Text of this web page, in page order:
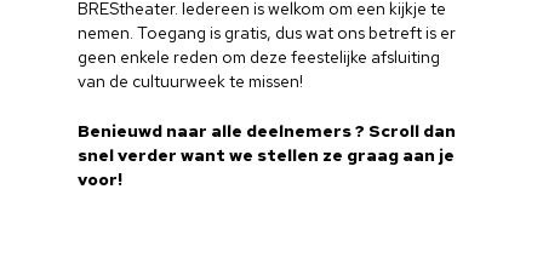
BREStheater. Iedereen is welkom om een kijkje te
nemen. Toegang is gratis, dus wat ons betreft is er
geen enkele reden om deze feestelijke afsluiting
van de cultuurweek te missen!
Benieuwd naar alle deelnemers ? Scroll dan
snel verder want we stellen ze graag aan je
voor!